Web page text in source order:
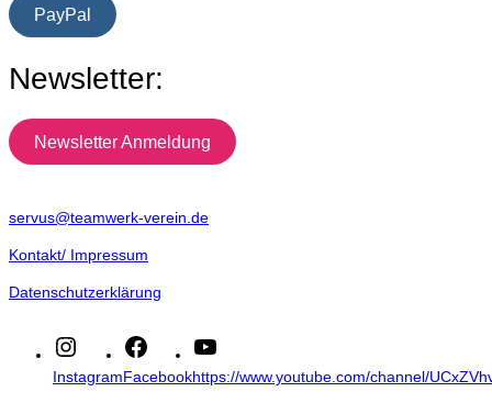
PayPal
Newsletter:
Newsletter Anmeldung
servus@teamwerk-verein.de
Kontakt/ Impressum
Datenschutzerklärung
InstagramFacebookhttps://www.youtube.com/channel/